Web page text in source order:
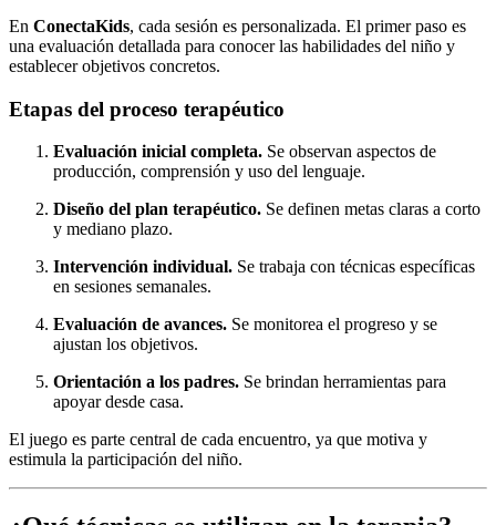
En ConectaKids, cada sesión es personalizada. El primer paso es
una evaluación detallada para conocer las habilidades del niño y
establecer objetivos concretos.
Etapas del proceso terapéutico
Evaluación inicial completa. Se observan aspectos de
producción, comprensión y uso del lenguaje.
Diseño del plan terapéutico. Se definen metas claras a corto
y mediano plazo.
Intervención individual. Se trabaja con técnicas específicas
en sesiones semanales.
Evaluación de avances. Se monitorea el progreso y se
ajustan los objetivos.
Orientación a los padres. Se brindan herramientas para
apoyar desde casa.
El juego es parte central de cada encuentro, ya que motiva y
estimula la participación del niño.